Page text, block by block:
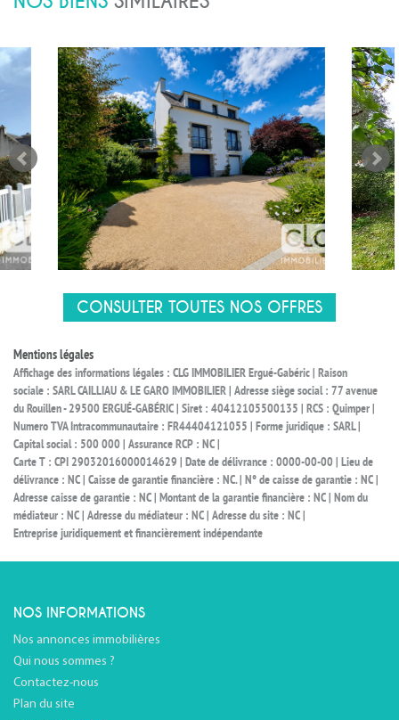
CONSULTER TOUTES NOS OFFRES
Mentions légales
Affichage des informations légales : CLG IMMOBILIER Ergué-Gabéric | Raison
sociale : SARL CAILLIAU & LE GARO IMMOBILIER | Adresse siège social : 77 avenue
du Rouillen - 29500 ERGUÉ-GABÉRIC | Siret : 40412105500135 | RCS : Quimper |
Numero TVA Intracommunautaire : FR44404121055 | Forme juridique : SARL |
Capital social : 500 000 | Assurance RCP : NC |
Carte T : CPI 29032016000014629 | Date de délivrance : 0000-00-00 | Lieu de
délivrance : NC | Caisse de garantie financière : NC. | N° de caisse de garantie : NC |
Adresse caisse de garantie : NC | Montant de la garantie financière : NC | Nom du
médiateur : NC | Adresse du médiateur : NC | Adresse du site : NC |
Entreprise juridiquement et financièrement indépendante
NOS INFORMATIONS
Nos annonces immobilières
Qui nous sommes ?
Contactez-nous
Plan du site